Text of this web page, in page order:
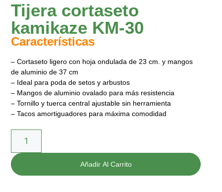
Tijera cortaseto
kamikaze KM-30
Características
– Cortaseto ligero con hoja ondulada de 23 cm. y mangos
de aluminio de 37 cm
– Ideal para poda de setos y arbustos
– Mangos de aluminio ovalado para más resistencia
– Tornillo y tuerca central ajustable sin herramienta
– Tacos amortiguadores para máxima comodidad
Añadir Al Carrito